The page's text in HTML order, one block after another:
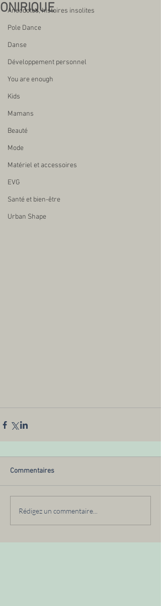
Anecdotes, histoires insolites
Pole Dance
Danse
Développement personnel
You are enough
Kids
Mamans
Beauté
Mode
Matériel et accessoires
EVG
Santé et bien-être
Urban Shape
ONIRIQUE
Commentaires
Rédigez un commentaire...